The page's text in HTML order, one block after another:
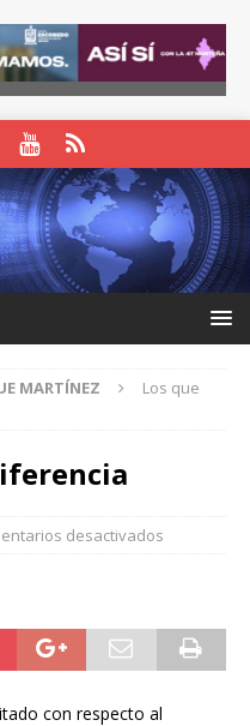
MARTÍNEZ
Los que
desactivados
con respecto al